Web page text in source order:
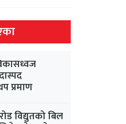
प्रमाण
विद्युतको बिल